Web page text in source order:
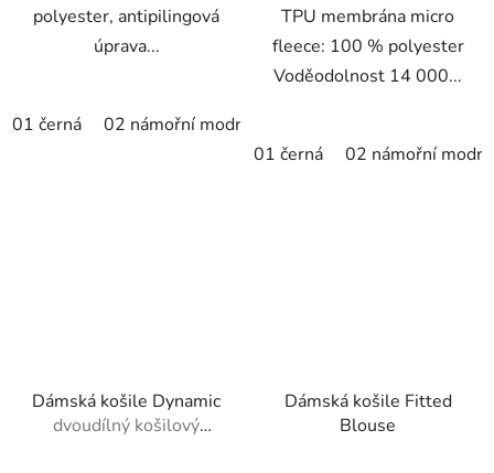
polyester, antipilingová
úprava...
01 černá 02 námořní modrá
TPU membrána micro
fleece: 100 % polyester
Voděodolnost 14 000...
01 černá 02 námořní modrá
Dámská košile Dynamic
dvoudílný košilový
Dámská košile Fitted
Blouse